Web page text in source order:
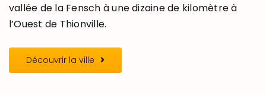
vallée de la Fensch à une dizaine de kilomètre à
l’Ouest de Thionville.
Découvrir la ville